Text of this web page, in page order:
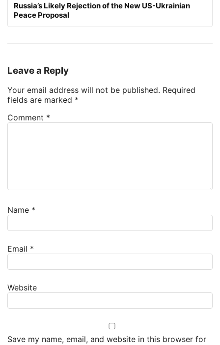
Russia’s Likely Rejection of the New US-Ukrainian
Peace Proposal
Leave a Reply
Your email address will not be published. Required
fields are marked *
Comment *
Name *
Email *
Website
Save my name, email, and website in this browser for